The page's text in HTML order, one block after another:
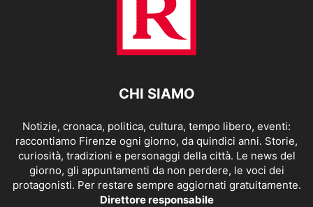
CHI SIAMO
Notizie, cronaca, politica, cultura, tempo libero, eventi:
raccontiamo Firenze ogni giorno, da quindici anni. Storie,
curiosità, tradizioni e personaggi della città. Le news del
giorno, gli appuntamenti da non perdere, le voci dei
protagonisti. Per restare sempre aggiornati gratuitamente.
Direttore responsabile